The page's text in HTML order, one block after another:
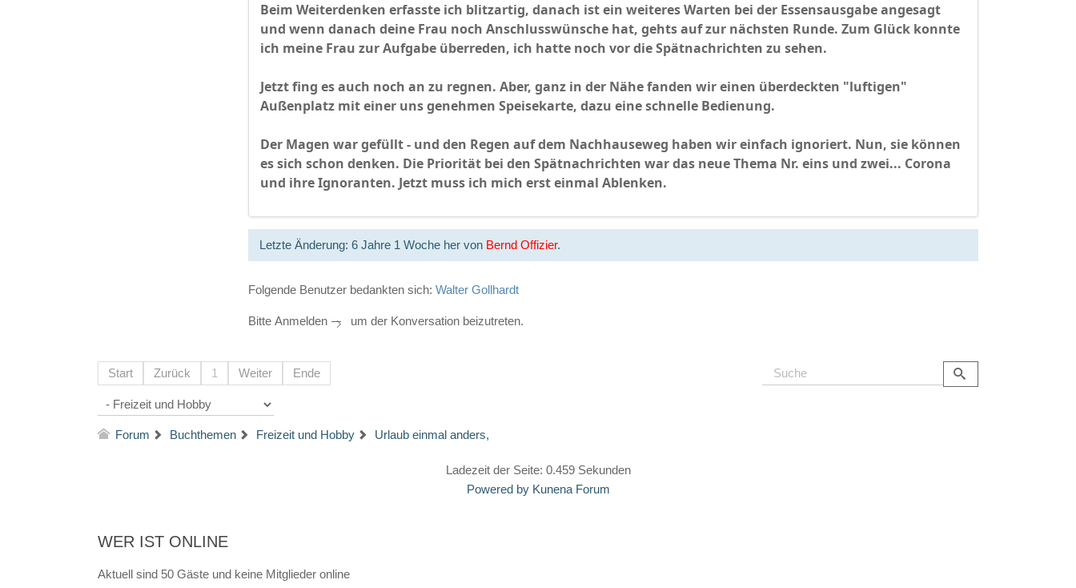
Beim Weiterdenken erfasste ich blitzartig, danach ist ein weiteres Warten bei der Essensausgabe angesagt
und wenn danach deine Frau noch Anschlusswünsche hat, gehts auf zur nächsten Runde. Zum Glück konnte
ich meine Frau zur Aufgabe überreden, ich hatte noch vor die Spätnachrichten zu sehen.
Jetzt fing es auch noch an zu regnen. Aber, ganz in der Nähe fanden wir einen überdeckten "luftigen"
Außenplatz mit einer uns genehmen Speisekarte, dazu eine schnelle Bedienung.
Der Magen war gefüllt - und den Regen auf dem Nachhauseweg haben wir einfach ignoriert. Nun, sie können
es sich schon denken. Die Priorität bei den Spätnachrichten war das neue Thema Nr. eins und zwei... Corona
und ihre Ignoranten. Jetzt muss ich mich erst einmal Ablenken.
Letzte Änderung: 6 Jahre 1 Woche her von Bernd Offizier.
Folgende Benutzer bedankten sich:Walter Gollhardt
BitteAnmelden um der Konversation beizutreten.
Start Zurück 1 Weiter Ende
Forum Buchthemen Freizeit und Hobby Urlaub einmal anders,
Ladezeit der Seite: 0.459 Sekunden
Powered by Kunena Forum
WER IST ONLINE
Aktuell sind 50 Gäste und keine Mitglieder online